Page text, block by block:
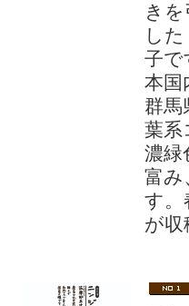
き
し
子で
本国
群馬
葉系
濃緑
富み
す。
が収